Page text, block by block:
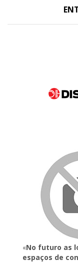
«No futuro as
espaços de